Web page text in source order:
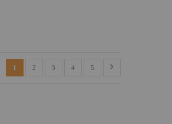
1 2 3 4 5